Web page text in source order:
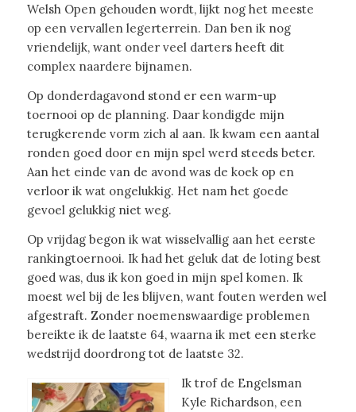
Welsh Open gehouden wordt, lijkt nog het meeste
op een vervallen legerterrein. Dan ben ik nog
vriendelijk, want onder veel darters heeft dit
complex naardere bijnamen.
Op donderdagavond stond er een warm-up
toernooi op de planning. Daar kondigde mijn
terugkerende vorm zich al aan. Ik kwam een aantal
ronden goed door en mijn spel werd steeds beter.
Aan het einde van de avond was de koek op en
verloor ik wat ongelukkig. Het nam het goede
gevoel gelukkig niet weg.
Op vrijdag begon ik wat wisselvallig aan het eerste
rankingtoernooi. Ik had het geluk dat de loting best
goed was, dus ik kon goed in mijn spel komen. Ik
moest wel bij de les blijven, want fouten werden wel
afgestraft. Zonder noemenswaardige problemen
bereikte ik de laatste 64, waarna ik met een sterke
wedstrijd doordrong tot de laatste 32.
Ik trof de Engelsman
Kyle Richardson, een